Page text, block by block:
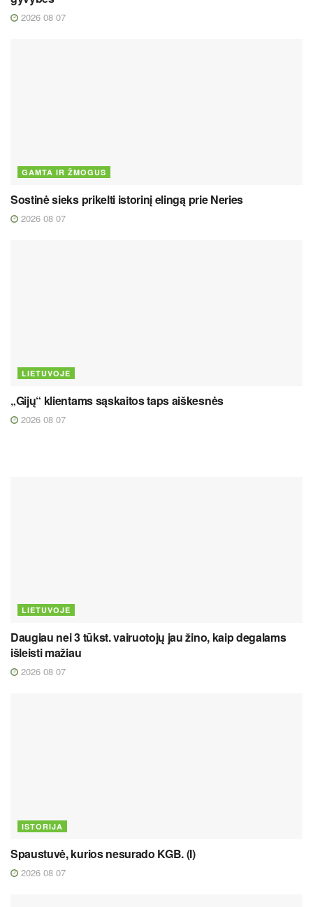
2026 08 07
GAMTA IR ŽMOGUS
Sostinė sieks prikelti istorinį elingą prie Neries
2026 08 07
LIETUVOJE
„Gijų“ klientams sąskaitos taps aiškesnės
2026 08 07
LIETUVOJE
Daugiau nei 3 tūkst. vairuotojų jau žino, kaip degalams
išleisti mažiau
2026 08 07
ISTORIJA
Spaustuvė, kurios nesurado KGB. (I)
2026 08 07